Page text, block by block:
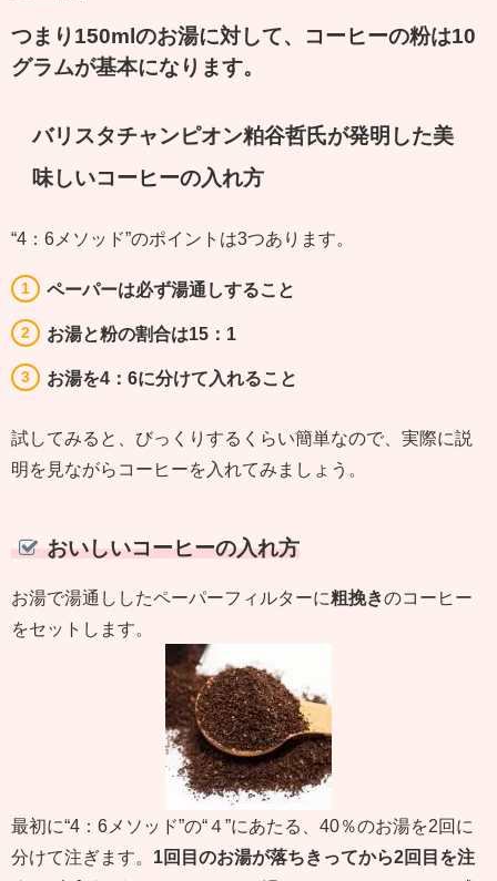
つまり150mlのお湯に対して、コーヒーの粉は10
グラムが基本になります。
バリスタチャンピオン粕谷哲氏が発明した美
味しいコーヒーの入れ方
“4：6メソッド”のポイントは3つあります。
ペーパーは必ず湯通しすること
お湯と粉の割合は15：1
お湯を4：6に分けて入れること
試してみると、びっくりするくらい簡単なので、実際に説
明を見ながらコーヒーを入れてみましょう。
おいしいコーヒーの入れ方
お湯で湯通ししたペーパーフィルターに粗挽きのコーヒー
をセットします。
最初に“4：6メソッド”の“４”にあたる、40％のお湯を2回に
分けて注ぎます。 1回目のお湯が落ちきってから2回目を注